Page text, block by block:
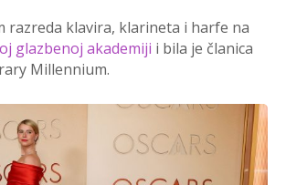
razreda klavira, klarineta i harfe na
glazbenoj akademiji i bila je članica
Millennium.